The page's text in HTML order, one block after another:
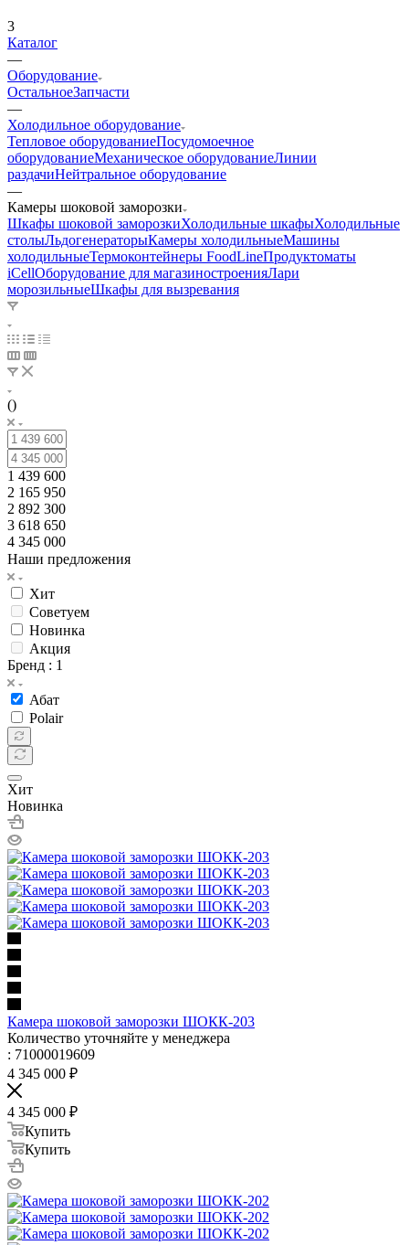
3
Каталог
—
Оборудование
ОстальноеЗапчасти
—
Холодильное оборудование
Тепловое оборудованиеПосудомоечное
оборудованиеМеханическое оборудованиеЛинии
раздачиНейтральное оборудование
—
Камеры шоковой заморозки
Шкафы шоковой заморозкиХолодильные шкафыХолодильные
столыЛьдогенераторыКамеры холодильныеМашины
холодильныеТермоконтейнеры FoodLineПродуктоматы
iCellОборудование для магазиностроенияЛари
морозильныеШкафы для вызревания
()
1 439 600
2 165 950
2 892 300
3 618 650
4 345 000
Наши предложения
Хит
Советуем
Новинка
Акция
Бренд : 1
Абат
Polair
Хит
Новинка
Камера шоковой заморозки ШОКК-203
Количество уточняйте у менеджера
: 71000019609
4 345 000 ₽
4 345 000 ₽
Купить
Купить